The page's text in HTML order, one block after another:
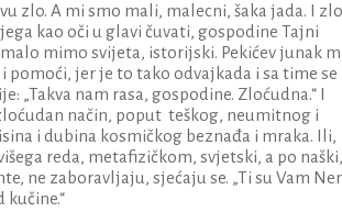
zlo. A mi smo mali, malecni, šaka jada. I zlo
kao oči u glavi čuvati, gospodine Tajni
mimo svijeta, istorijski. Pekićev junak
pomoći, jer je to tako odvajkada i sa time se
nam rasa, gospodine. Zloćudna.“ I
način, poput teškog, neumitnog i
i dubina kosmičkog beznađa i mraka. Ili,
reda, metafizičkom, svjetski, a po naški,
ne zaboravljaju, sjećaju se. „Ti su Vam
kučine.“